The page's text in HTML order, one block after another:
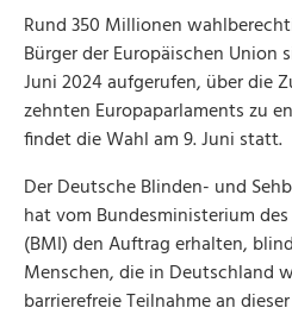
Rund 350 Millionen
Bürger der Europäischen Union
Juni 2024 aufgerufen, über die
zehnten Europaparlaments zu
findet die Wahl am 9. Juni statt.
Der Deutsche Blinden- und
hat vom Bundesministerium
(BMI) den Auftrag erhalten,
Menschen, die in Deutschland
barrierefreie Teilnahme an